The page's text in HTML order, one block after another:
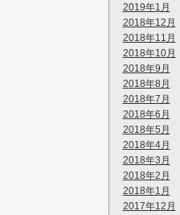
2019年1月
2018年12月
2018年11月
2018年10月
2018年9月
2018年8月
2018年7月
2018年6月
2018年5月
2018年4月
2018年3月
2018年2月
2018年1月
2017年12月